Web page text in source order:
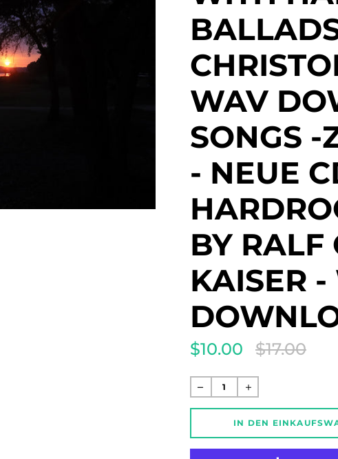
WAV
SONGS -
- NEUE
BY RALF
KAISER
$10.00
Translation
$17.00
Normaler
Preis
IN DEN